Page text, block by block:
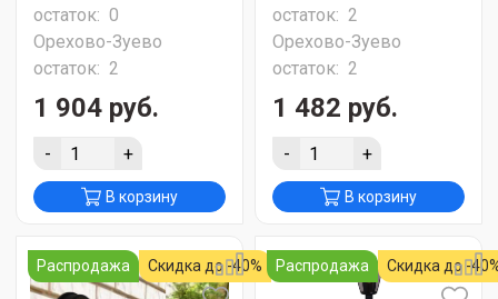
остаток: 0
Орехово-Зуево
остаток: 2
1 904 руб.
- +
В корзину
остаток: 2
Орехово-Зуево
остаток: 2
1 482 руб.
- +
В корзину
Распродажа Скидка до -40% Распродажа Скидка до -